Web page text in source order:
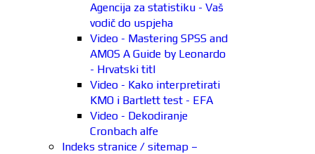
Agencija za statistiku - Vaš
vodič do uspjeha
Video - Mastering SPSS and
AMOS A Guide by Leonardo
- Hrvatski titl
Video - Kako interpretirati
KMO i Bartlett test - EFA
Video - Dekodiranje
Cronbach alfe
Indeks stranice / sitemap –